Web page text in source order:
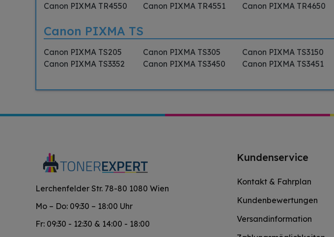
Canon PIXMA TR4550 Canon PIXMA TR4551 Canon PIXMA TR4650
Canon PIXMA TS
Canon PIXMA TS205 Canon PIXMA TS305 Canon PIXMA TS3150
Canon PIXMA TS3352
Canon PIXMA TS3450 Canon PIXMA TS3451
Lerchenfelder Str. 78-80 1080 Wien
Mo – Do: 09:30 – 18:00 Uhr
Fr: 09:30 - 12:30 & 14:00 - 18:00
Kundenservice
Kontakt & Fahrplan
Kundenbewertungen
Versandinformation